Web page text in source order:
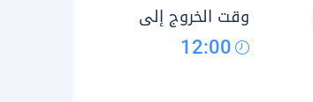
وقت الخروج إلى
12:00